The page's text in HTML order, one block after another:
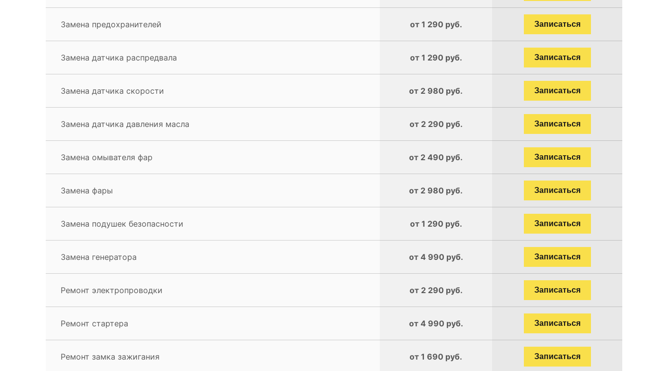
Замена предохранителей от 1 290 руб. Записаться
Замена датчика распредвала от 1 290 руб. Записаться
Замена датчика скорости от 2 980 руб. Записаться
Замена датчика давления масла от 2 290 руб. Записаться
Замена омывателя фар от 2 490 руб. Записаться
Замена фары от 2 980 руб. Записаться
Замена подушек безопасности от 1 290 руб. Записаться
Замена генератора от 4 990 руб. Записаться
Ремонт электропроводки от 2 290 руб. Записаться
Ремонт стартера от 4 990 руб. Записаться
Ремонт замка зажигания от 1 690 руб. Записаться